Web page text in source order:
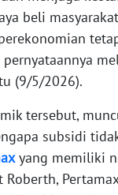
beli
(9/5/2026).
tersebut,
subsidi
yang memiliki